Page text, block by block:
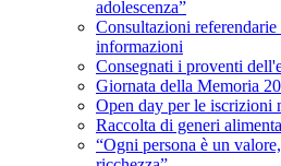
adolescenza”
Consultazioni
informazioni
Consegnati i proventi
Giornata della Memoria
Open day per le iscrizioni
Raccolta di generi
“Ogni persona è un